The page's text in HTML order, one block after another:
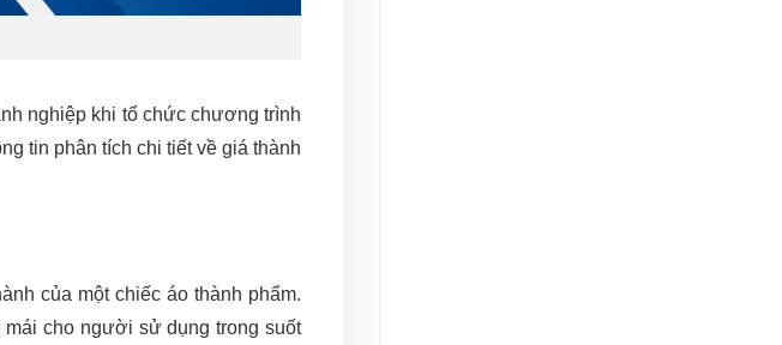
nghiệp khi tổ chức chương trình
tin phân tích chi tiết về giá thành
của một chiếc áo thành phẩm.
cho người sử dụng trong suốt